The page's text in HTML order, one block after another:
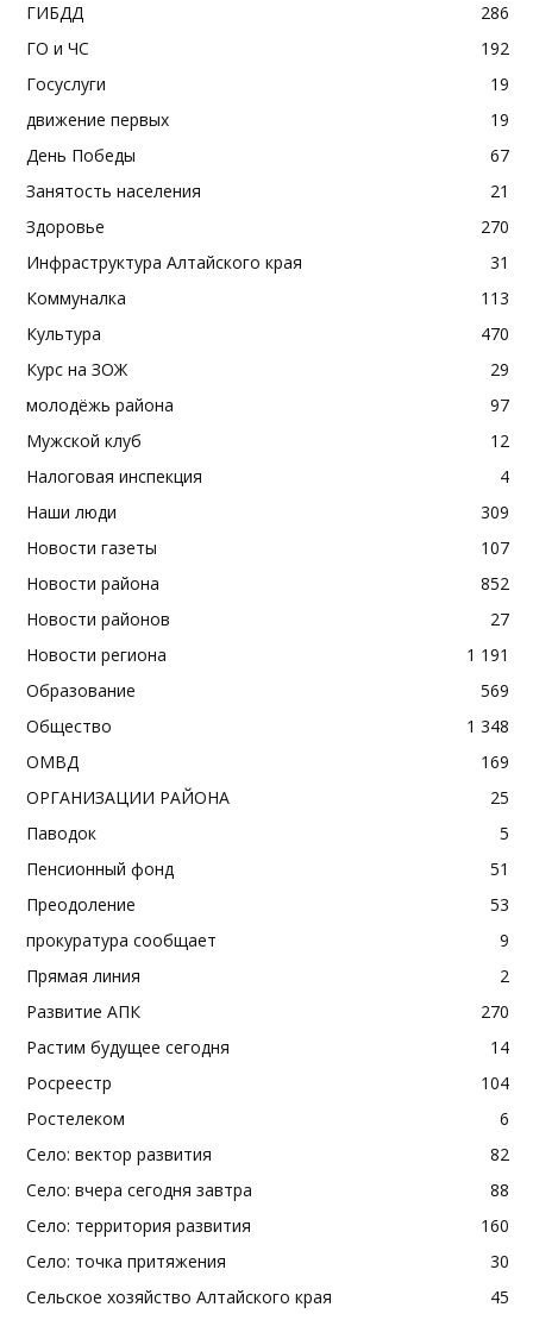
ГИБДД
286
ГО и ЧС
192
Госуслуги
19
движение первых
19
День Победы
67
Занятость населения
21
Здоровье
270
Инфраструктура Алтайского края
31
Коммуналка
113
Культура
470
Курс на ЗОЖ
29
молодёжь района
97
Мужской клуб
12
Налоговая инспекция
4
Наши люди
309
Новости газеты
107
Новости района
852
Новости районов
27
Новости региона
1 191
Образование
569
Общество
1 348
ОМВД
169
ОРГАНИЗАЦИИ РАЙОНА
25
Паводок
5
Пенсионный фонд
51
Преодоление
53
прокуратура сообщает
9
Прямая линия
2
Развитие АПК
270
Растим будущее сегодня
14
Росреестр
104
Ростелеком
6
Село: вектор развития
82
Село: вчера сегодня завтра
88
Село: территория развития
160
Село: точка притяжения
30
Сельское хозяйство Алтайского края
45